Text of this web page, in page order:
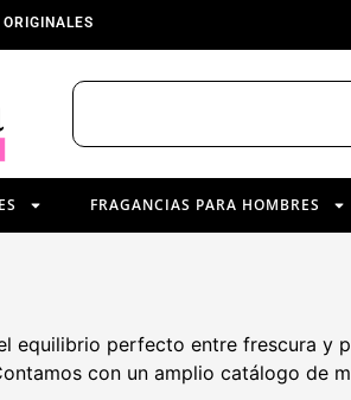
FRAGANCIAS PARA HOMBRES
equilibrio perfecto entre frescura y
con un amplio catálogo de